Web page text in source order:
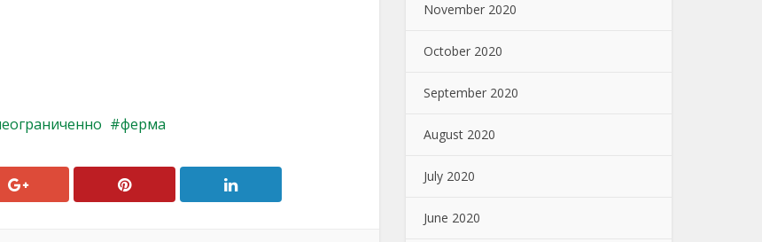
ферма
November 2020
October 2020
September 2020
August 2020
July 2020
June 2020